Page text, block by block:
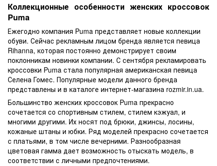
Коллекционные особенности женских кроссовок
Puma
Ежегодно компания Puma представляет новые коллекции
обуви. Сейчас рекламным лицом бренда является певица
Rihanna, которая постоянно демонстрирует своим
поклонникам новинки компании. С сентября рекламировать
кроссовки Puma стала популярная американская певица
Селена Гомес. Популярные модели данного бренда
представлены и в каталоге интернет-магазина rozmir.in.ua.
Большинство женских кроссовок Puma прекрасно
сочетается со спортивным стилем, стилем кэжуал, и
многими другими. Их носят под брюки, джинсы, лосины,
кожаные штаны и юбки. Ряд моделей прекрасно сочетается
с платьями, в том числе вечерними. Разнообразная
цветовая гамма дает возможность отыскать модель, в
соответствии с личными предпочтениями.